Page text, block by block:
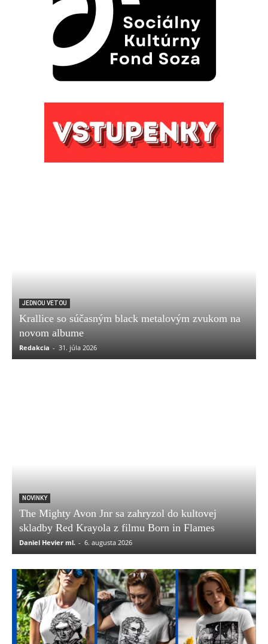
JEDNOU VETOU
Krallice so súčasným black metalovým zvukom na
novom albume
Redakcia - 31. júla 2026
NOVINKY
The Mighty Avon Jnr sa zahryzol do kultovej
skladby Red Krayola z filmu Born in Flames
Daniel Hevier ml. - 6. augusta 2026